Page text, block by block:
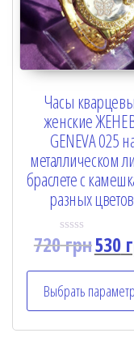
Часы
женские
GENEVA 025
металлическом
браслете с
разных
R
a
d
0
o
u
720грн530
Выбрать